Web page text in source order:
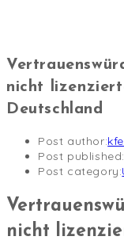
nicht
Deutschland
Post author:
Post published:
Post category:
nicht